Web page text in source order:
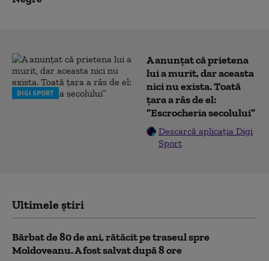
DIGI SPORT
A anunțat că prietena
lui a murit, dar aceasta
nici nu exista. Toată
țara a râs de el:
”Escrocheria secolului”
Descarcă aplicația Digi
Sport
Ultimele știri
Bărbat de 80 de ani, rătăcit pe traseul spre
Moldoveanu. A fost salvat după 8 ore